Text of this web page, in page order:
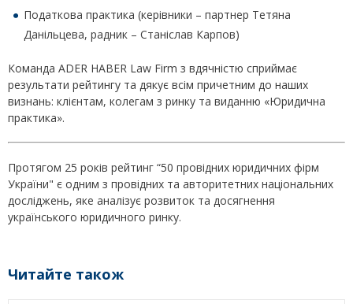
Податкова практика (керівники – партнер Тетяна
Данільцева, радник – Станіслав Карпов)
Команда ADER HABER Law Firm з вдячністю сприймає
результати рейтингу та дякує всім причетним до наших
визнань: клієнтам, колегам з ринку та виданню «Юридична
практика».
Протягом 25 років рейтинг “50 провідних юридичних фірм
України" є одним з провідних та авторитетних національних
досліджень, яке аналізує розвиток та досягнення
українського юридичного ринку.
Читайте також